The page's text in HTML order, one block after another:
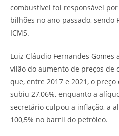
combustível foi responsável
bilhões no ano passado, sendo
ICMS.
Luiz Cláudio Fernandes Gomes
vilão do aumento de preços de
que, entre 2017 e 2021, o
subiu 27,06%, enquanto a
secretário culpou a inflação, a
100,5% no barril do petróleo.